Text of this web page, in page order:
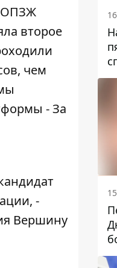
ОПЗЖ
второе
чем
- За
-
Вершину